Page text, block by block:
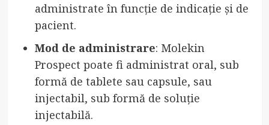
administrate în funcție de indicație și de
pacient.
Mod de administrare: Molekin
Prospect poate fi administrat oral, sub
formă de tablete sau capsule, sau
injectabil, sub formă de soluție
injectabilă.